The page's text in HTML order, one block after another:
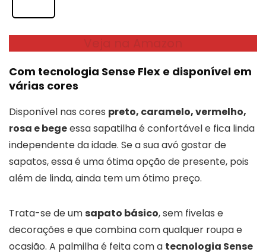
Com tecnologia Sense Flex e disponível em
várias cores
Disponível nas cores preto, caramelo, vermelho,
rosa e begeessa sapatilha é confortável e fica linda
independente da idade. Se a sua avó gostar de
sapatos, essa é uma ótima opção de presente, pois
além de linda, ainda tem um ótimo preço.
Trata-se de umsapato básico, sem fivelas e
decorações e que combina com qualquer roupa e
ocasião. A palmilha é feita com a tecnologia Sense